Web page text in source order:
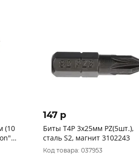
(10
147 p
Биты T4P 3х25мм PZ(5шт.),
сталь S2, магнит 3102243
Код товара: 037953